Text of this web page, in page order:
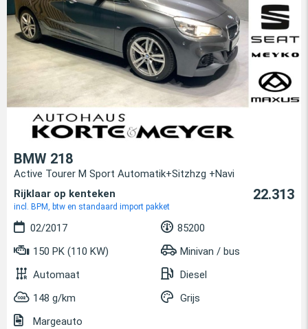
BMW 218
Active Tourer M Sport Automatik+Sitzhzg +Navi
Rijklaar op kenteken
incl. BPM, btw en standaard import pakket
22.313
02/2017
85200
150 PK (110 KW)
Minivan / bus
Automaat
Diesel
148 g/km
Grijs
Margeauto